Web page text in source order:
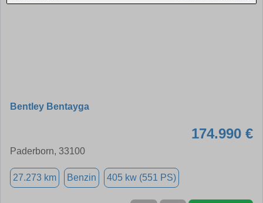
Bentley Bentayga
174.990 €
Paderborn, 33100
27.273 km Benzin 405 kw (551 PS)